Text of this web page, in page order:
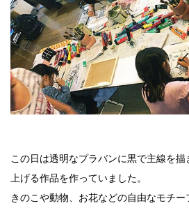
この日は透明なプラバンに黒で主線を
上げる作品を作っていました。
きのこや動物、お花などの自由なモチ